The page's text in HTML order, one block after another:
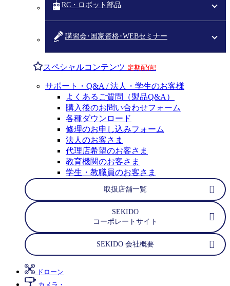
RC・ロボット部品
講習会･国家資格･WEBセミナー
スペシャルコンテンツ 定期配信!
サポート・Q&A / 法人・学生のお客様
よくあるご質問（製品Q&A）
購入後のお問い合わせフォーム
各種ダウンロード
修理のお申し込みフォーム
法人のお客さま
代理店希望のお客さま
教育機関のお客さま
学生・教職員のお客さま
取扱店舗一覧
SEKIDO
コーポレートサイト
SEKIDO 会社概要
ドローン